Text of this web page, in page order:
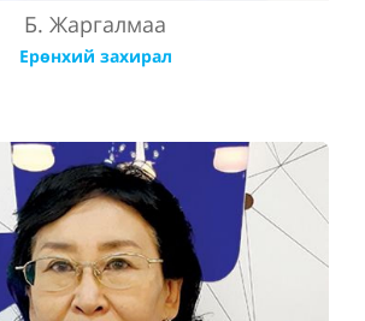
Б. Жаргалмаа
Ерөнхий захирал